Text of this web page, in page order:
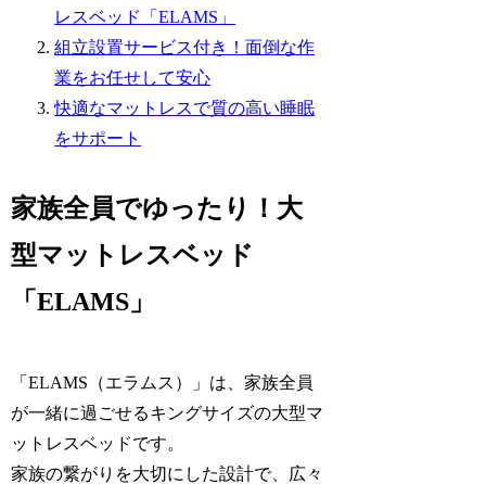
レスベッド「ELAMS」
組立設置サービス付き！面倒な作
業をお任せして安心
快適なマットレスで質の高い睡眠
をサポート
家族全員でゆったり！大
型マットレスベッド
「ELAMS」
「ELAMS（エラムス）」は、家族全員
が一緒に過ごせるキングサイズの大型マ
ットレスベッドです。
家族の繋がりを大切にした設計で、広々